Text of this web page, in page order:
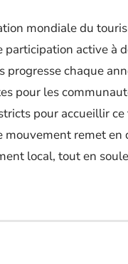
mondiale du
active à
chaque
pour les
pour accueillir
remet
local, tout en